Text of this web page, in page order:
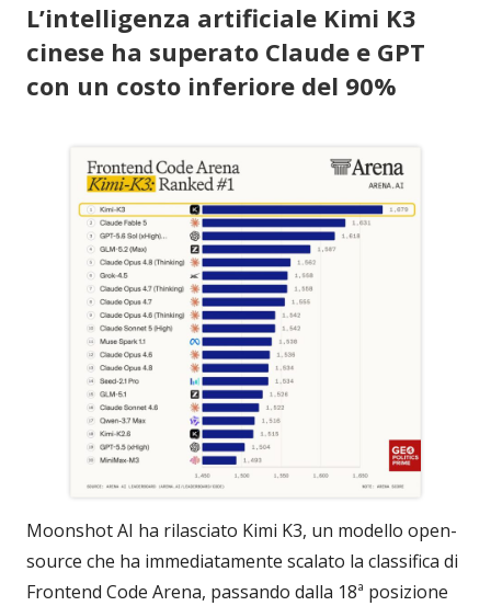
L’intelligenza artificiale Kimi K3
cinese ha superato Claude e GPT
con un costo inferiore del 90%
Moonshot AI ha rilasciato Kimi K3, un modello open-
source che ha immediatamente scalato la classifica di
Frontend Code Arena, passando dalla 18ª posizione